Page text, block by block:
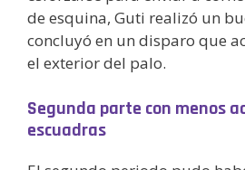
de esquina, Guti realizó un
concluyó en un disparo que
el exterior del palo.
Segunda parte con menos
escuadras